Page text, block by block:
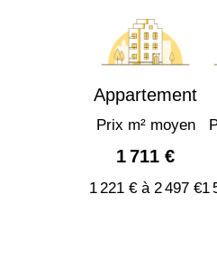
Appartement
Prix m² moyen
1 711 €
1 221 € à 2 497 €1